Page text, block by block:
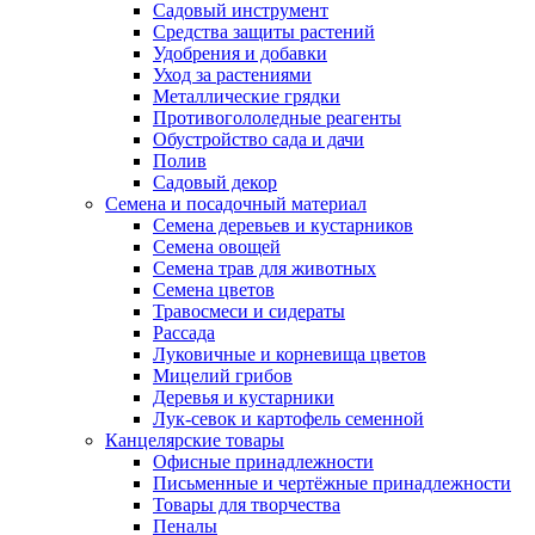
Садовый инструмент
Средства защиты растений
Удобрения и добавки
Уход за растениями
Металлические грядки
Противогололедные реагенты
Обустройство сада и дачи
Полив
Садовый декор
Семена и посадочный материал
Семена деревьев и кустарников
Семена овощей
Семена трав для животных
Семена цветов
Травосмеси и сидераты
Рассада
Луковичные и корневища цветов
Мицелий грибов
Деревья и кустарники
Лук-севок и картофель семенной
Канцелярские товары
Офисные принадлежности
Письменные и чертёжные принадлежности
Товары для творчества
Пеналы